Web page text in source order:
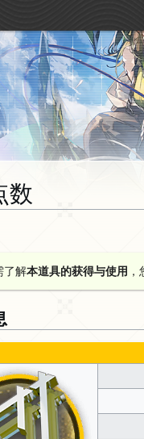
数
了解本道具的获得与使用